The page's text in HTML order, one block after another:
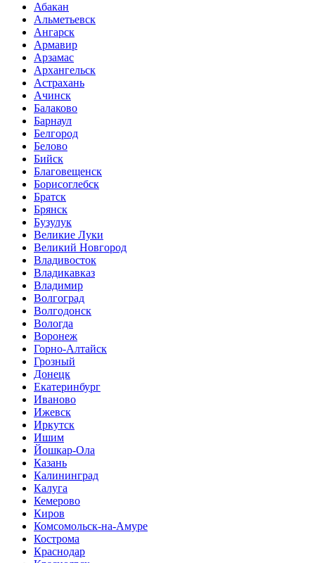
Абакан
Альметьевск
Ангарск
Армавир
Арзамас
Архангельск
Астрахань
Ачинск
Балаково
Барнаул
Белгород
Белово
Бийск
Благовещенск
Борисоглебск
Братск
Брянск
Бузулук
Великие Луки
Великий Новгород
Владивосток
Владикавказ
Владимир
Волгоград
Волгодонск
Вологда
Воронеж
Горно-Алтайск
Грозный
Донецк
Екатеринбург
Иваново
Ижевск
Иркутск
Ишим
Йошкар-Ола
Казань
Калининград
Калуга
Кемерово
Киров
Комсомольск-на-Амуре
Кострома
Краснодар